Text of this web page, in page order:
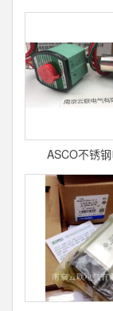
ASCO不锈
8210G073适用